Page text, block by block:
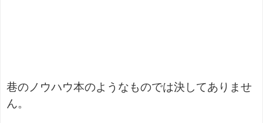
巷のノウハウ本のようなものでは決してありませ
ん。